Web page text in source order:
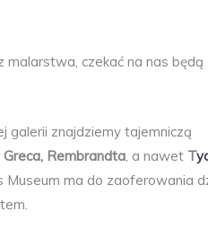
malarstwa, czekać na nas będą
galerii znajdziemy tajemniczą
Greca, Rembrandta, a nawet T
Museum ma do zaoferowania